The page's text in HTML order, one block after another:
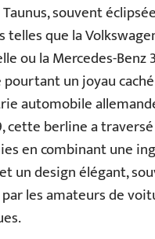
Taunus, souvent
telles que la
ou la Mercedes-Benz
pourtant un joyau
automobile
cette berline a
en combinant une
un design élégant,
les amateurs de